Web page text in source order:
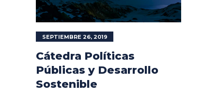
SEPTIEMBRE 26, 2019
Cátedra Políticas
Públicas y Desarrollo
Sostenible